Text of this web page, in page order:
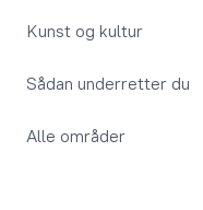
Kunst og kultur
Sådan underretter du
Alle områder